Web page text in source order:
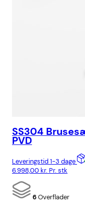
SS304
PVD
Leveringstid 1-3 dage
6.998,00kr. Pr. stk
6Overflader